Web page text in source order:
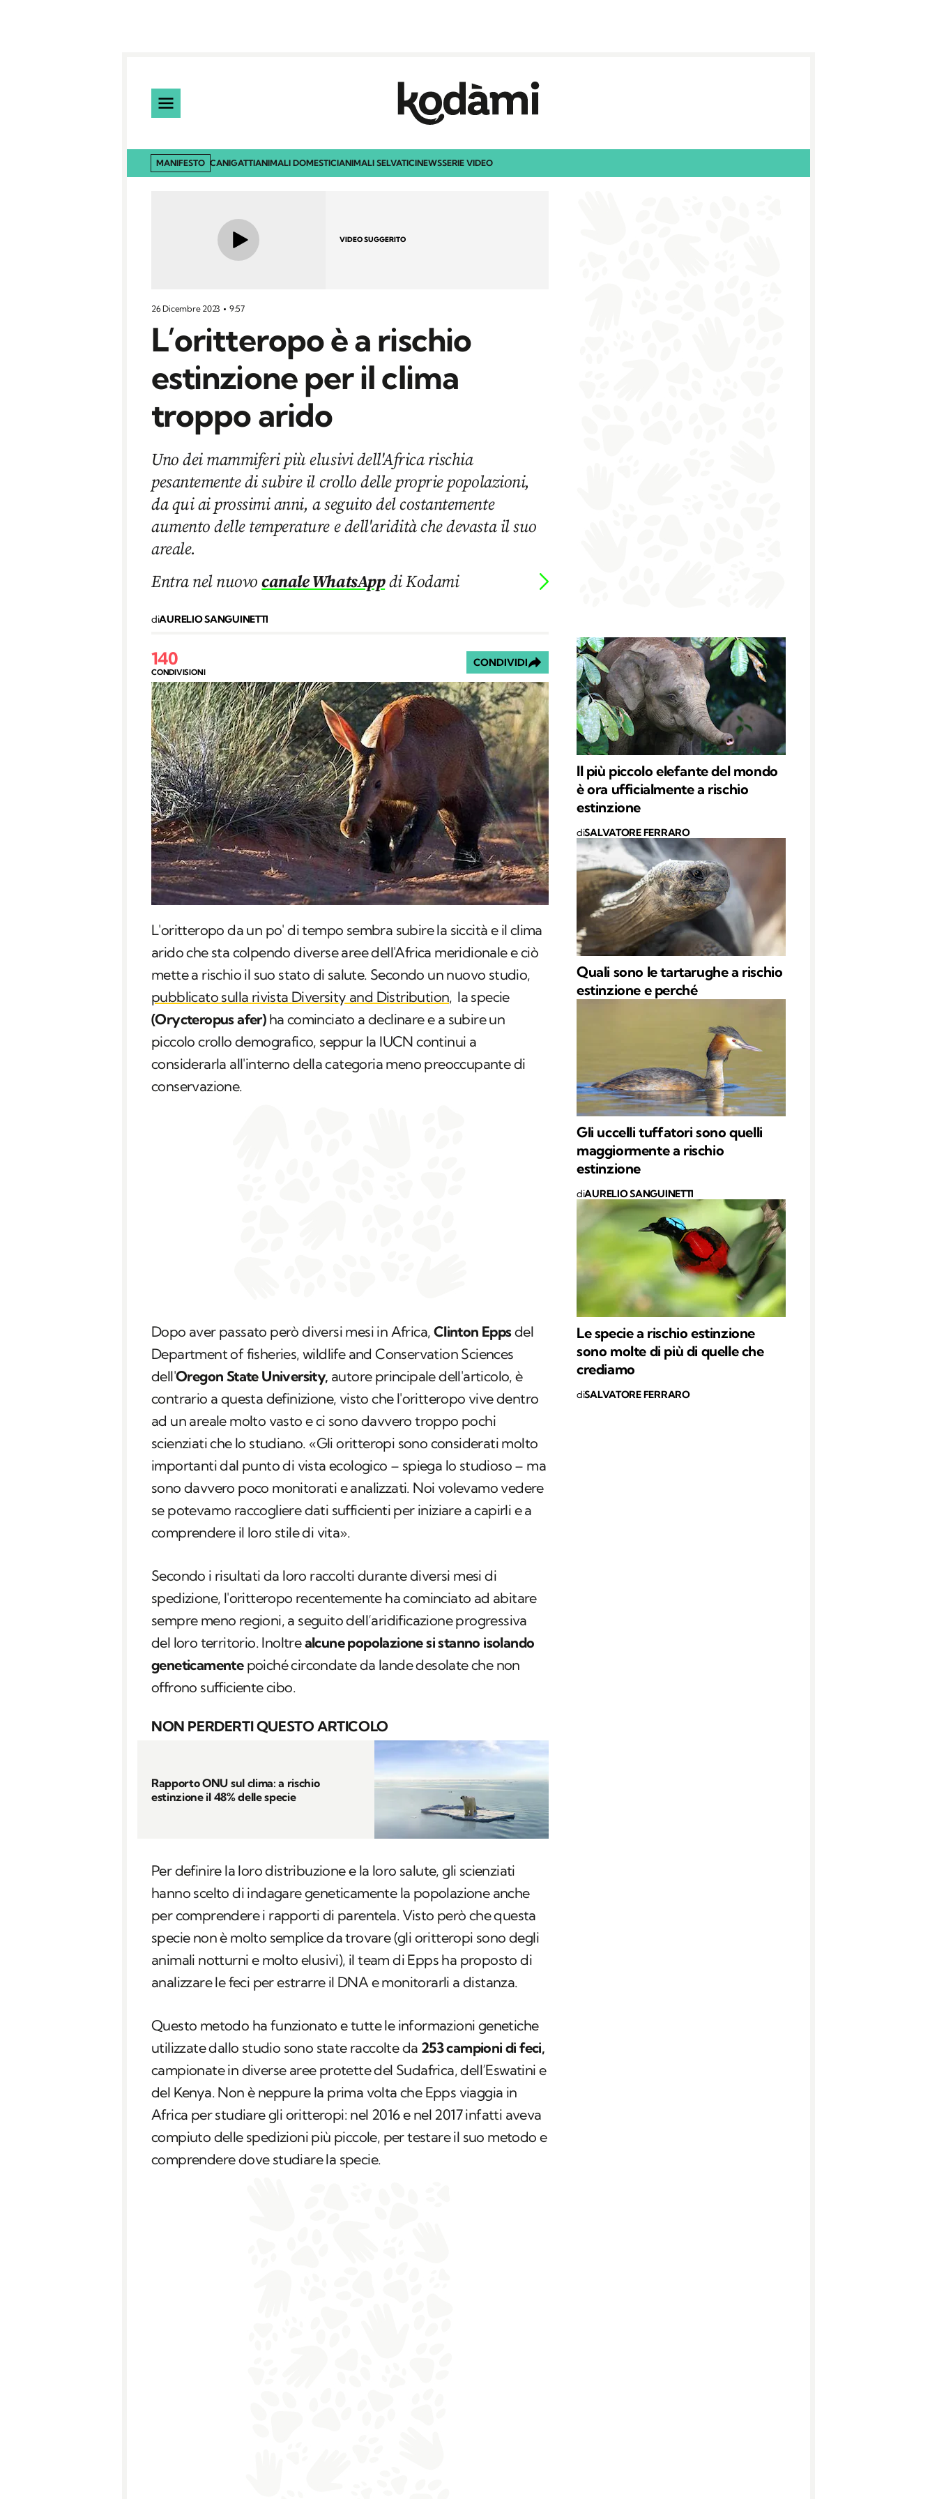
MANIFESTO CANIGATTIANIMALI DOMESTICIANIMALI SELVATICINEWSSERIE VIDEO
VIDEO SUGGERITO
26 Dicembre 2023 9:57
L’oritteropo è a rischio
estinzione per il clima
troppo arido
Uno dei mammiferi più elusivi dell'Africa rischia
pesantemente di subire il crollo delle proprie popolazioni,
da qui ai prossimi anni, a seguito del costantemente
aumento delle temperature e dell'aridità che devasta il suo
areale.
Entra nel nuovocanale WhatsAppdi Kodami
diAURELIO SANGUINETTI
140
CONDIVISIONI
CONDIVIDI
L'oritteropo da un po' di tempo sembra subire la siccità e il clima
arido che sta colpendo diverse aree dell'Africa meridionale e ciò
mette a rischio il suo stato di salute. Secondo un nuovo studio,
pubblicato sulla rivista Diversity and Distribution, la specie
(Orycteropus afer) ha cominciato a declinare e a subire un
piccolo crollo demografico, seppur la IUCN continui a
considerarla all'interno della categoria meno preoccupante di
conservazione.
Dopo aver passato però diversi mesi in Africa, Clinton Eppsdel
Department of fisheries, wildlife and Conservation Sciences
dell'Oregon State University, autore principale dell'articolo, è
contrario a questa definizione, visto che l'oritteropo vive dentro
ad un areale molto vasto e ci sono davvero troppo pochi
scienziati che lo studiano. «Gli oritteropi sono considerati molto
importanti dal punto di vista ecologico – spiega lo studioso – ma
sono davvero poco monitorati e analizzati. Noi volevamo vedere
se potevamo raccogliere dati sufficienti per iniziare a capirli e a
comprendere il loro stile di vita».
Secondo i risultati da loro raccolti durante diversi mesi di
spedizione, l'oritteropo recentemente ha cominciato ad abitare
sempre meno regioni, a seguito dell’aridificazione progressiva
del loro territorio. Inoltrealcune popolazione si stanno isolando
geneticamentepoiché circondate da lande desolate che non
offrono sufficiente cibo.
NON PERDERTI QUESTO ARTICOLO
Rapporto ONU sul clima: a rischio
estinzione il 48% delle specie
Per definire la loro distribuzione e la loro salute, gli scienziati
hanno scelto di indagare geneticamente la popolazione anche
per comprendere i rapporti di parentela. Visto però che questa
specie non è molto semplice da trovare (gli oritteropi sono degli
animali notturni e molto elusivi), il team di Epps ha proposto di
analizzare le feci per estrarre il DNA e monitorarli a distanza.
Questo metodo ha funzionato e tutte le informazioni genetiche
utilizzate dallo studio sono state raccolte da 253 campioni di feci,
campionate in diverse aree protette del Sudafrica, dell’Eswatini e
del Kenya. Non è neppure la prima volta che Epps viaggia in
Africa per studiare gli oritteropi: nel 2016 e nel 2017 infatti aveva
compiuto delle spedizioni più piccole, per testare il suo metodo e
comprendere dove studiare la specie.
Il più piccolo elefante del mondo
è ora ufficialmente a rischio
estinzione
diSALVATORE FERRARO
Quali sono le tartarughe a rischio
estinzione e perché
Gli uccelli tuffatori sono quelli
maggiormente a rischio
estinzione
diAURELIO SANGUINETTI
Le specie a rischio estinzione
sono molte di più di quelle che
crediamo
diSALVATORE FERRARO